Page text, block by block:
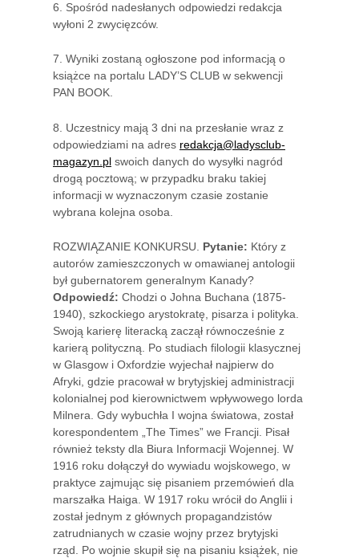
6. Spośród nadesłanych odpowiedzi redakcja
wyłoni 2 zwycięzców.
7. Wyniki zostaną ogłoszone pod informacją o
książce na portalu LADY’S CLUB w sekwencji
PAN BOOK.
8. Uczestnicy mają 3 dni na przesłanie wraz z
odpowiedziami na adres redakcja@ladysclub-
magazyn.pl swoich danych do wysyłki nagród
drogą pocztową; w przypadku braku takiej
informacji w wyznaczonym czasie zostanie
wybrana kolejna osoba.
ROZWIĄZANIE KONKURSU. Pytanie: Który z
autorów zamieszczonych w omawianej antologii
był gubernatorem generalnym Kanady?
Odpowiedź: Chodzi o Johna Buchana (1875-
1940), szkockiego arystokratę, pisarza i polityka.
Swoją karierę literacką zaczął równocześnie z
karierą polityczną. Po studiach filologii klasycznej
w Glasgow i Oxfordzie wyjechał najpierw do
Afryki, gdzie pracował w brytyjskiej administracji
kolonialnej pod kierownictwem wpływowego lorda
Milnera. Gdy wybuchła I wojna światowa, został
korespondentem „The Times” we Francji. Pisał
również teksty dla Biura Informacji Wojennej. W
1916 roku dołączył do wywiadu wojskowego, w
praktyce zajmując się pisaniem przemówień dla
marszałka Haiga. W 1917 roku wrócił do Anglii i
został jednym z głównych propagandzistów
zatrudnianych w czasie wojny przez brytyjski
rząd. Po wojnie skupił się na pisaniu książek, nie